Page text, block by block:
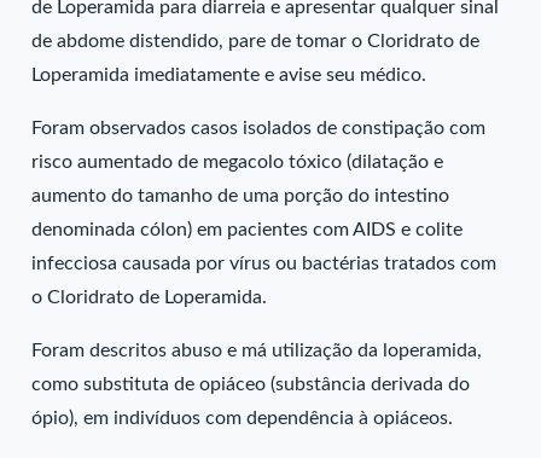
de Loperamida para diarreia e apresentar qualquer sinal
de abdome distendido, pare de tomar o Cloridrato de
Loperamida imediatamente e avise seu médico.
Foram observados casos isolados de constipação com
risco aumentado de megacolo tóxico (dilatação e
aumento do tamanho de uma porção do intestino
denominada cólon) em pacientes com AIDS e colite
infecciosa causada por vírus ou bactérias tratados com
o Cloridrato de Loperamida.
Foram descritos abuso e má utilização da loperamida,
como substituta de opiáceo (substância derivada do
ópio), em indivíduos com dependência à opiáceos.